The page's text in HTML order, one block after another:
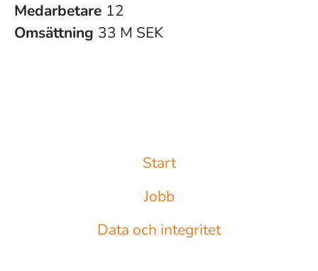
Medarbetare 12
Omsättning 33 M SEK
Start
Jobb
Data och integritet